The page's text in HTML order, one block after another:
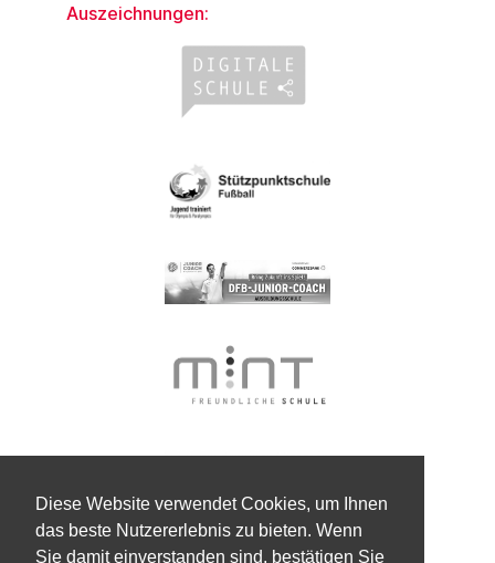
Diese Website verwendet Cookies, um Ihnen
das beste Nutzererlebnis zu bieten. Wenn
Sie damit einverstanden sind, bestätigen Sie
Auszeichnungen: